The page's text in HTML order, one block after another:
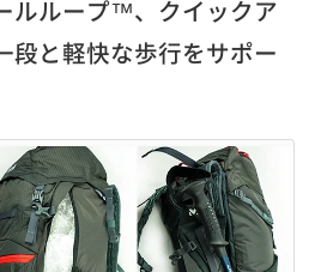
ルループ™、クイックア
と軽快な歩行をサポー